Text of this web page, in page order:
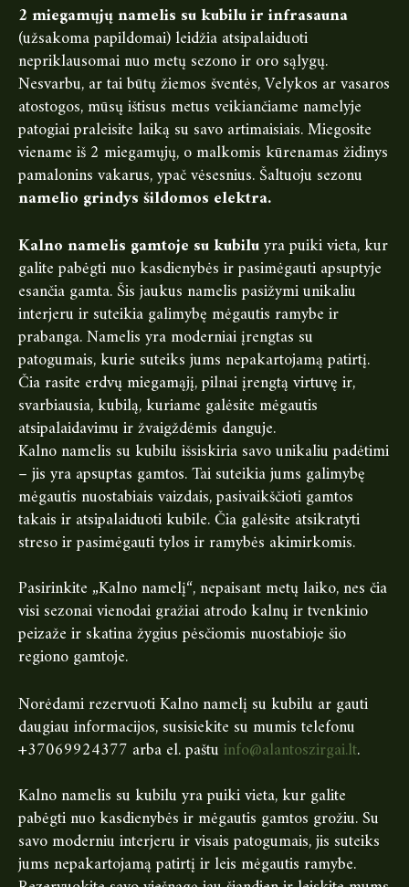
2 miegamųjų namelis su kubilu ir infrasauna
(užsakoma papildomai) leidžia atsipalaiduoti
nepriklausomai nuo metų sezono ir oro sąlygų.
Nesvarbu, ar tai būtų žiemos šventės, Velykos ar vasaros
atostogos, mūsų ištisus metus veikiančiame namelyje
patogiai praleisite laiką su savo artimaisiais. Miegosite
viename iš 2 miegamųjų, o malkomis kūrenamas židinys
pamalonins vakarus, ypač vėsesnius. Šaltuoju sezonu
namelio grindys šildomos elektra.
Kalno namelis gamtoje su kubiluyra puiki vieta, kur
galite pabėgti nuo kasdienybės ir pasimėgauti apsuptyje
esančia gamta. Šis jaukus namelis pasižymi unikaliu
interjeru ir suteikia galimybę mėgautis ramybe ir
prabanga. Namelis yra moderniai įrengtas su
patogumais, kurie suteiks jums nepakartojamą patirtį.
Čia rasite erdvų miegamąjį, pilnai įrengtą virtuvę ir,
svarbiausia, kubilą, kuriame galėsite mėgautis
atsipalaidavimu ir žvaigždėmis danguje.
Kalno namelis su kubilu išsiskiria savo unikaliu padėtimi
– jis yra apsuptas gamtos. Tai suteikia jums galimybę
mėgautis nuostabiais vaizdais, pasivaikščioti gamtos
takais ir atsipalaiduoti kubile. Čia galėsite atsikratyti
streso ir pasimėgauti tylos ir ramybės akimirkomis.
Pasirinkite „Kalno namelį“, nepaisant metų laiko, nes čia
visi sezonai vienodai gražiai atrodo kalnų ir tvenkinio
peizaže ir skatina žygius pėsčiomis nuostabioje šio
regiono gamtoje.
Norėdami rezervuoti Kalno namelį su kubilu ar gauti
daugiau informacijos, susisiekite su mumis telefonu
+37069924377 arba el. paštuinfo@alantoszirgai.lt.
Kalno namelis su kubilu yra puiki vieta, kur galite
pabėgti nuo kasdienybės ir mėgautis gamtos grožiu. Su
savo moderniu interjeru ir visais patogumais, jis suteiks
jums nepakartojamą patirtį ir leis mėgautis ramybe.